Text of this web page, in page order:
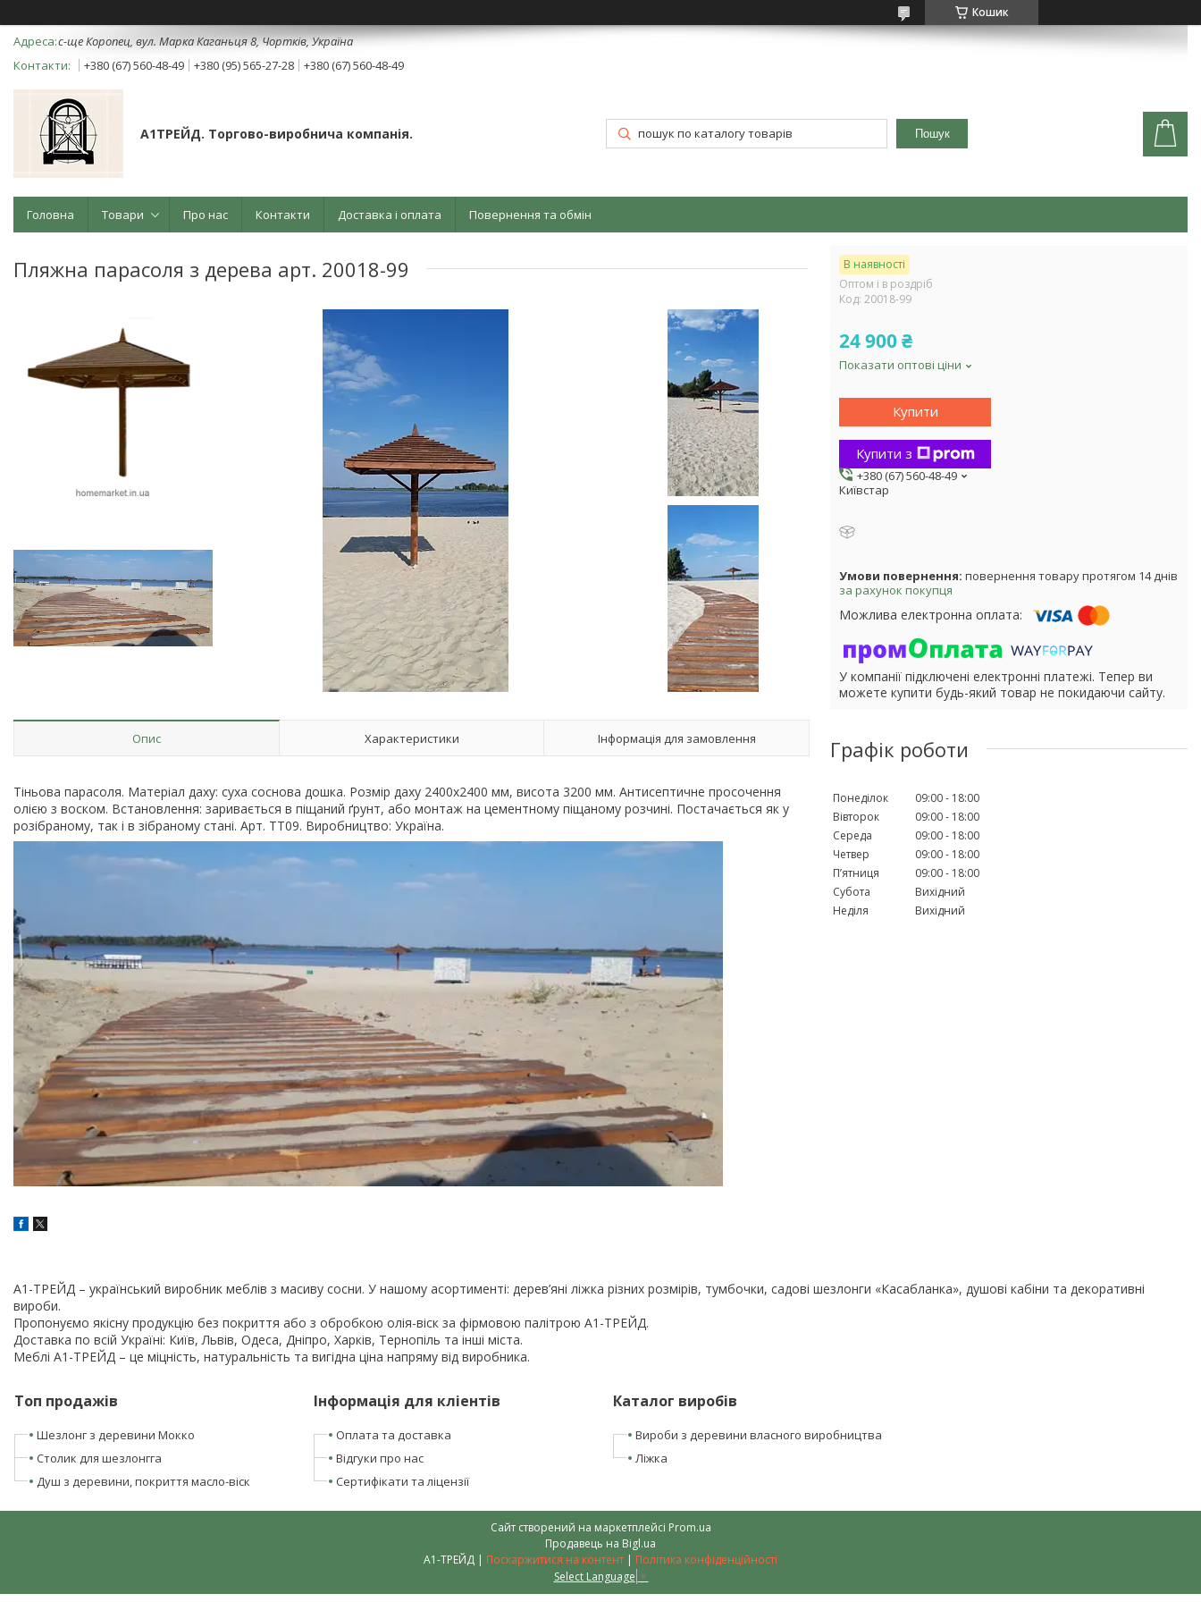
Кошик
с-ще Коропец, вул. Марка Каганьця 8, Чортків, Україна
+380 (67) 560-48-49
+380 (95) 565-27-28 +380 (67) 560-48-49
А1ТРЕЙД. Торгово-виробнича компанія. Пошук
Головна Товари Про нас Контакти Доставка і оплата Повернення та обмін
Пляжна парасоля з дерева арт. 20018-99
Опис Характеристики Інформація для замовлення
Тіньова парасоля. Матеріал даху: суха соснова дошка. Розмір даху 2400x2400 мм, висота 3200 мм. Антисептичне просочення
олією з воском. Встановлення: заривається в піщаний ґрунт, або монтаж на цементному піщаному розчині. Постачається як у
розібраному, так і в зібраному стані. Арт. ТТ09. Виробництво: Україна.
В наявності
Оптом і в роздріб
Код: 20018-99
24 900 ₴
Показати оптові ціни
Купити
Купити з
+380 (67) 560-48-49
Київстар
повернення товару протягом 14 днів
за рахунок покупця
У компанії підключені електронні платежі. Тепер ви
можете купити будь-який товар не покидаючи сайту.
Графік роботи
Понеділок 09:00
18:00
Вівторок
09:00
18:00
Середа
09:00
18:00
Четвер
09:00
18:00
Пʼятниця
09:00
18:00
Субота
Вихідний
Неділя
Вихідний
A1-ТРЕЙД – український виробник меблів з масиву сосни. У нашому асортименті: дерев’яні ліжка різних розмірів, тумбочки, садові шезлонги «Касабланка», душові кабіни та декоративні
вироби.
Пропонуємо якісну продукцію без покриття або з обробкою олія-віск за фірмовою палітрою A1-ТРЕЙД.
Доставка по всій Україні: Київ, Львів, Одеса, Дніпро, Харків, Тернопіль та інші міста.
Меблі A1-ТРЕЙД – це міцність, натуральність та вигідна ціна напряму від виробника.
Топ продажів
Шезлонг з деревини Мокко
Столик для шезлонгга
Душ з деревини, покриття масло-віск
Інформація для кліентів
Оплата та доставка
Відгуки про нас
Сертифікати та ліцензії
Каталог виробів
Вироби з деревини власного виробництва
Ліжка
Сайт створений на маркетплейсі Prom.ua
Продавець на Bigl.ua
А1-ТРЕЙД | Поскаржитися на контент | Політика конфіденційності
Select Language ▼